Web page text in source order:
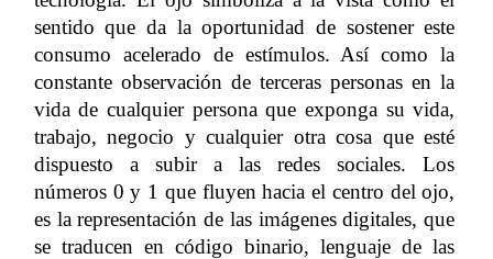
sentido que da la oportunidad de sostener este
consumo acelerado de estímulos. Así como la
constante observación de terceras personas en la
vida de cualquier persona que exponga su vida,
trabajo, negocio y cualquier otra cosa que esté
dispuesto a subir a las redes sociales. Los
números 0 y 1 que fluyen hacia el centro del ojo,
es la representación de las imágenes digitales, que
se traducen en código binario, lenguaje de las